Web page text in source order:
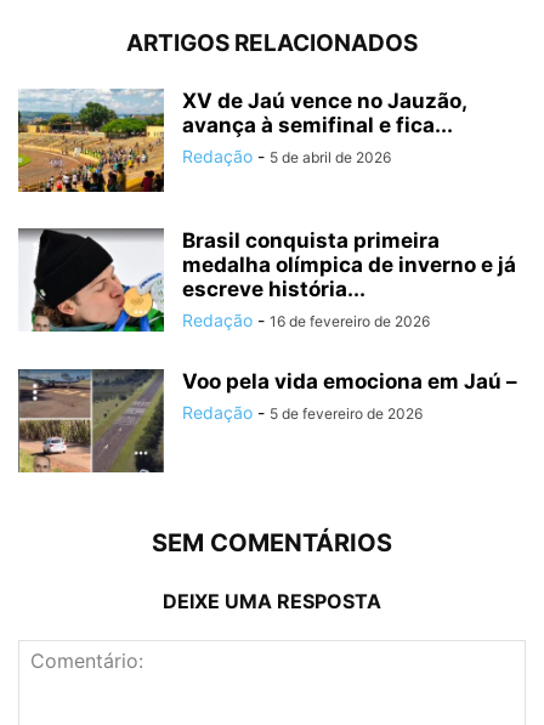
ARTIGOS RELACIONADOS
XV de Jaú vence no Jauzão,
avança à semifinal e fica...
Redação - 5 de abril de 2026
Brasil conquista primeira
medalha olímpica de inverno e já
escreve história...
Redação - 16 de fevereiro de 2026
Voo pela vida emociona em Jaú –
Redação - 5 de fevereiro de 2026
SEM COMENTÁRIOS
DEIXE UMA RESPOSTA